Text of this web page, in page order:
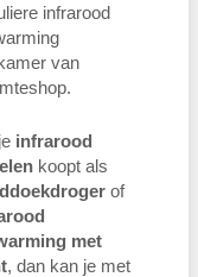
infrarood
van
infrarood
koopt als
of
met
, dan kan je met